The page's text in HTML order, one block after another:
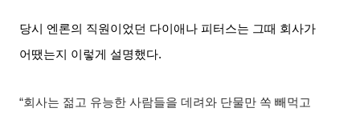
당시 엔론의 직원이었던 다이애나 피터스는 그때 회사가
어땠는지 이렇게 설명했다.
“회사는 젊고 유능한 사람들을 데려와 단물만 쏙 빼먹고